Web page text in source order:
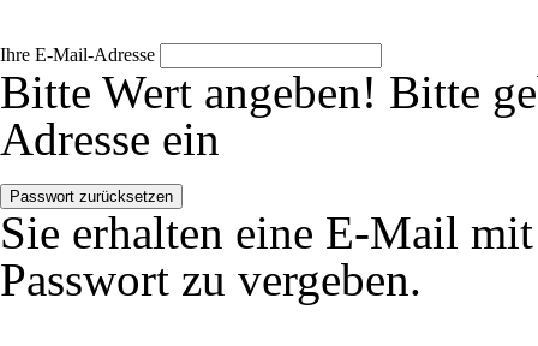
Ihre E-Mail-Adresse
Bitte Wert angeben! Bitte
Adresse ein
Passwort zurücksetzen
Sie erhalten eine E-Mail
Passwort zu vergeben.